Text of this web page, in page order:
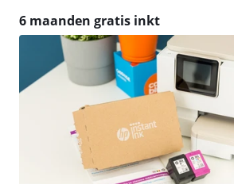
6 maanden gratis inkt